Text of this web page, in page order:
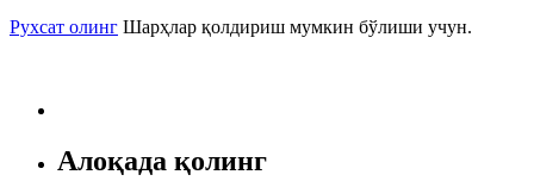
Рухсат олинг Шарҳлар қолдириш мумкин бўлиши учун.
Алоқада қолинг